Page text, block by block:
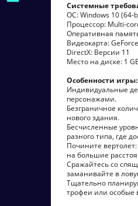
Системные
ОС: Windows 10 (64-
Процессор: Multi-
Оперативная
Видеокарта:
DirectX: Версии 11
Место на диске: 1
Особенности игры:
Индивидуальные
персонажами.
Безграничное
нового здания.
Бесчисленные
разного типа, где
Почините
на большие
Сражайтесь со
заманивайте в
Тщательно
трофеи или особые